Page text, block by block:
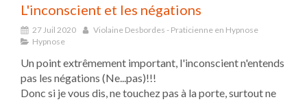
L'inconscient et les négations
27 Juil 2020
Violaine Desbordes - Praticienne en Hypnose
Hypnose
Un point extrêmement important, l'inconscient n'entends
pas les négations (Ne...pas)!!!
Donc si je vous dis, ne touchez pas à la porte, surtout ne